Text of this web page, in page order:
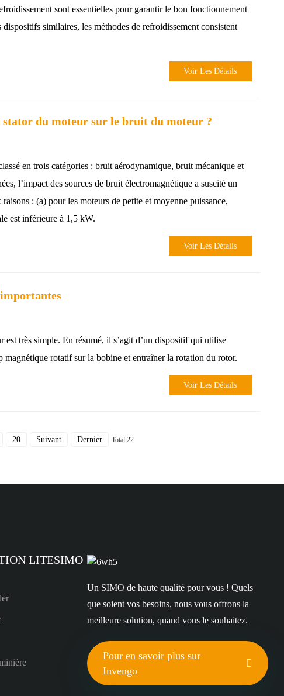
sont essentielles pour garantir le bon fonctionnement
similaires, les méthodes de refroidissement consistent
Voir Les Détails
du moteur sur le bruit du moteur ?
en trois catégories : bruit aérodynamique, bruit mécanique et
l’impact des sources de bruit électromagnétique a suscité un
: (a) pour les moteurs de petite et moyenne puissance,
est inférieure à 1,5 kW.
Voir Les Détails
très simple. En résumé, il s’agit d’un dispositif qui utilise
magnétique rotatif sur la bobine et entraîner la rotation du rotor.
Voir Les Détails
20 Suivant Dernier Total 22
LITESIMO
Un SIMO de haute qualité pour vous ! Quels
que soient vos besoins, nous vous offrons la
meilleure solution, quand vous le souhaitez.
Pour en savoir plus sur
Invengo